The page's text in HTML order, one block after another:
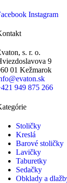
Instagram
s. r. o.
9
01 Kežmarok
949 875 266
Stoličky
Kreslá
Barové stoličky
Lavičky
Taburetky
Sedačky
Obklady a